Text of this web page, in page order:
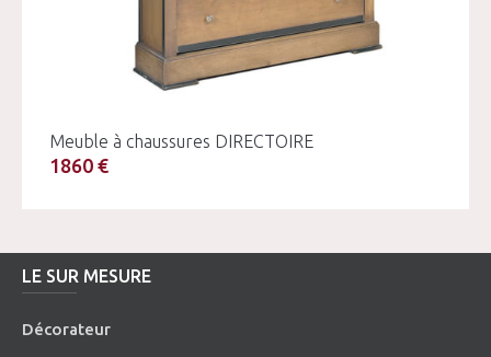
Meuble à chaussures DIRECTOIRE
1860 €
LE SUR MESURE
Décorateur